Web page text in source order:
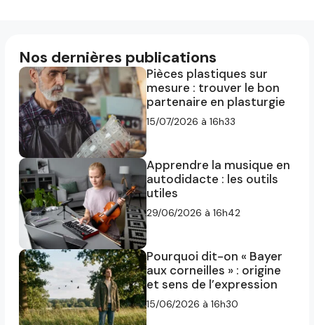
Nos dernières publications
Pièces plastiques sur
mesure : trouver le bon
partenaire en plasturgie
15/07/2026 à 16h33
Apprendre la musique en
autodidacte : les outils
utiles
29/06/2026 à 16h42
Pourquoi dit-on « Bayer
aux corneilles » : origine
et sens de l’expression
15/06/2026 à 16h30